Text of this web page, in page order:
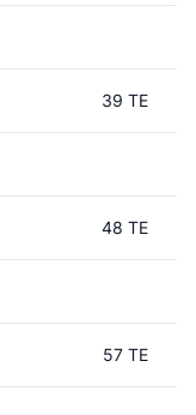
39 TE
48 TE
57 TE